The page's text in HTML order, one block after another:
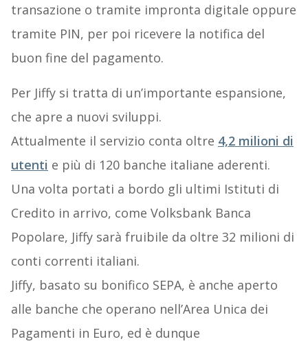
transazione o tramite impronta digitale oppure
tramite PIN, per poi ricevere la notifica del
buon fine del pagamento.
Per Jiffy si tratta di un’importante espansione,
che apre a nuovi sviluppi.
Attualmente il servizio conta oltre 4,2 milioni di
utenti e più di 120 banche italiane aderenti.
Una volta portati a bordo gli ultimi Istituti di
Credito in arrivo, come Volksbank Banca
Popolare, Jiffy sarà fruibile da oltre 32 milioni di
conti correnti italiani.
Jiffy, basato su bonifico SEPA, è anche aperto
alle banche che operano nell’Area Unica dei
Pagamenti in Euro, ed è dunque